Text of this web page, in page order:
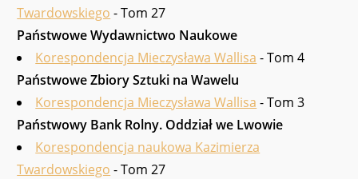
Twardowskiego - Tom 27
Państwowe Wydawnictwo Naukowe
Korespondencja Mieczysława Wallisa - Tom 4
Państwowe Zbiory Sztuki na Wawelu
Korespondencja Mieczysława Wallisa - Tom 3
Państwowy Bank Rolny. Oddział we Lwowie
Korespondencja naukowa Kazimierza
Twardowskiego - Tom 27